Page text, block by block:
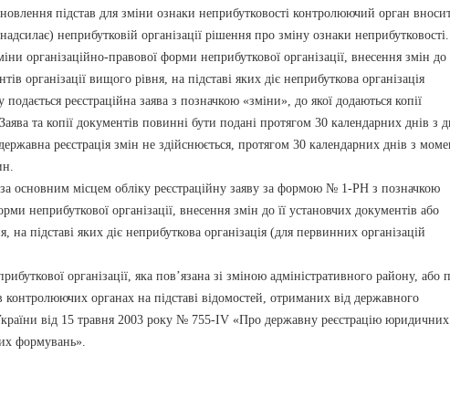
підстав для зміни ознаки неприбутковості контролюючий орган
неприбутковій організації рішення про зміну ознаки неприбутковості.
правової форми неприбуткової організації, внесення змін до
організації вищого рівня, на підставі яких діє неприбуткова організація
реєстраційна заява з позначкою «зміни», до якої додаються копії
та копії документів повинні бути подані протягом 30 календарних днів з
реєстрація змін не здійснюється, протягом 30 календарних днів з
основним місцем обліку реєстраційну заяву за формою № 1-РН з позначкою
неприбуткової організації, внесення змін до її установчих документів або
на підставі яких діє неприбуткова організація (для первинних організацій
організації, яка пов’язана зі зміною адміністративного району, або
контролюючих органах на підставі відомостей, отриманих від державного
від 15 травня 2003 року № 755-IV «Про державну реєстрацію юридичних
формувань».